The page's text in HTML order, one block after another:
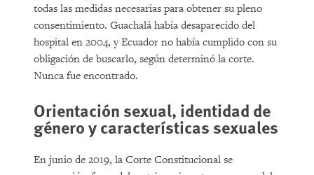
todas las medidas necesarias para obtener su pleno
consentimiento. Guachalá había desaparecido del
hospital en 2004, y Ecuador no había cumplido con su
obligación de buscarlo, según determinó la corte.
Nunca fue encontrado.
Orientación sexual, identidad de
género y características sexuales
En junio de 2019, la Corte Constitucional se